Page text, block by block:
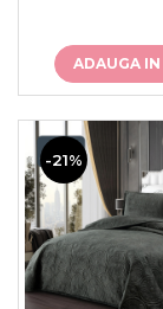
ADAUGA IN
-21%